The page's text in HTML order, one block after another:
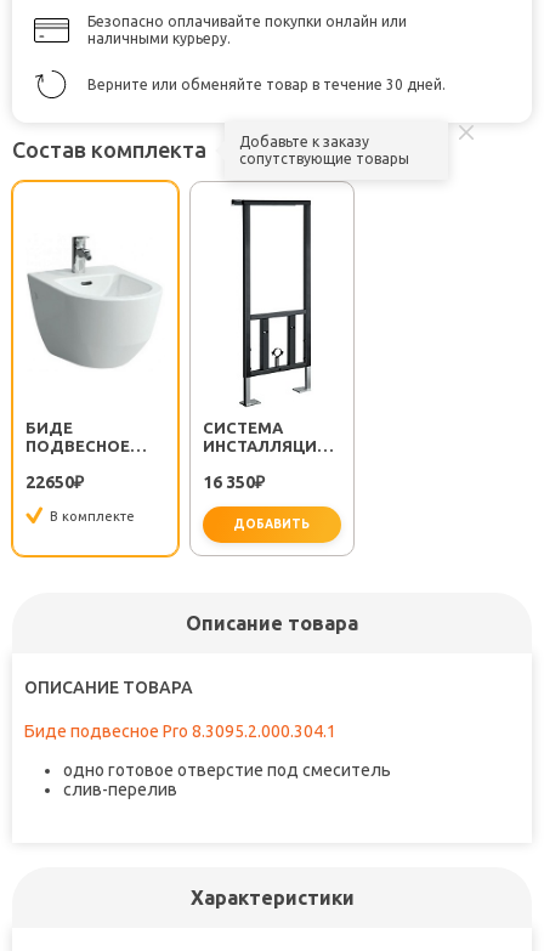
Безопасно оплачивайте покупки онлайн или
наличными курьеру.
Верните или обменяйте товар в течение 30 дней.
Состав комплекта
Добавьте к заказу
сопутствующие товары
БИДЕ
ПОДВЕСНОЕ
8.3095.2.000.304.1
22650₽
В комплекте
СИСТЕМА
ИНСТАЛЛЯЦИИ
5820
16 350₽
ДОБАВИТЬ
Описание товара
ОПИСАНИЕ ТОВАРА
Биде подвесное Pro 8.3095.2.000.304.1
одно готовое отверстие под смеситель
слив-перелив
Характеристики